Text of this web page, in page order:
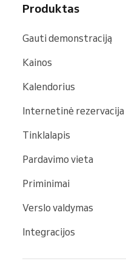
Produktas
Gauti demonstraciją
Kainos
Kalendorius
Internetinė rezervacija
Tinklalapis
Pardavimo vieta
Priminimai
Verslo valdymas
Integracijos